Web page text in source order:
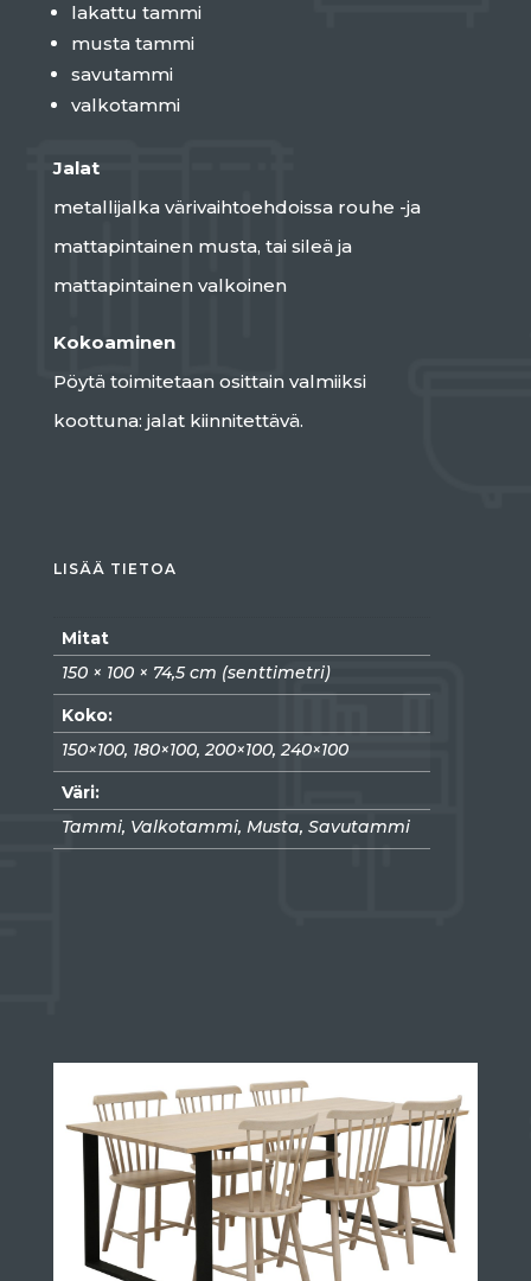
lakattu tammi
musta tammi
savutammi
valkotammi
Jalat
metallijalka värivaihtoehdoissa rouhe -ja
mattapintainen musta, tai sileä ja
mattapintainen valkoinen
Kokoaminen
Pöytä toimitetaan osittain valmiiksi
koottuna: jalat kiinnitettävä.
LISÄÄ TIETOA
Mitat
150 × 100 × 74,5 cm (senttimetri)
Koko:
150×100, 180×100, 200×100, 240×100
Väri:
Tammi, Valkotammi, Musta, Savutammi